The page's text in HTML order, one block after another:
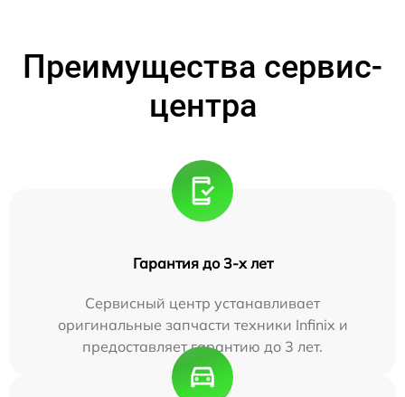
Преимущества сервис-
центра
Гарантия до 3-х лет
Сервисный центр устанавливает
оригинальные запчасти техники Infinix и
предоставляет гарантию до 3 лет.